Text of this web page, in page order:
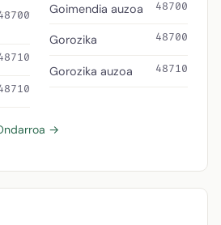
Goimendia auzoa 48700
Gorozika 48700
Gorozika auzoa 48710
→